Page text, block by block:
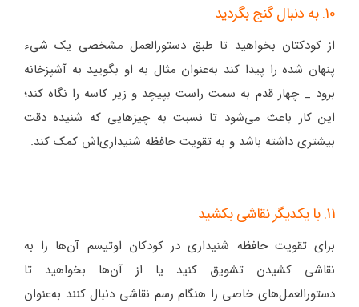
10. به دنبال گنج بگردید
از کودکتان بخواهید تا طبق دستورالعمل مشخصی یک شیء
پنهان شده را پیدا کند به‌عنوان مثال به او بگویید به آشپزخانه
برود _ چهار قدم به سمت راست بپیچد و زیر کاسه را نگاه کند؛
این کار باعث می‌شود تا نسبت به چیزهایی که شنیده دقت
بیشتری داشته باشد و به تقویت حافظه شنیداری‌اش کمک کند.
11. با یکدیگر نقاشی بکشید
برای تقویت حافظه شنیداری در کودکان اوتیسم آن‌ها را به
نقاشی کشیدن تشویق کنید یا از آن‌ها بخواهید تا
دستورالعمل‌های خاصی را هنگام رسم نقاشی دنبال کنند به‌عنوان